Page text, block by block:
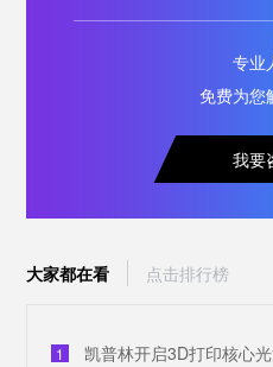
专业
免费为您
我要
大家都在看 点击排行榜
1 凯普林开启3D打印核心